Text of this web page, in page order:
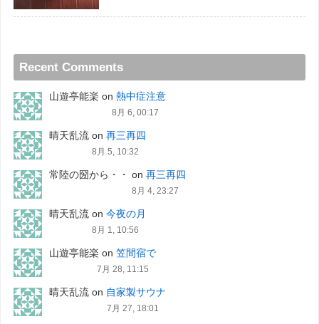
Recent Comments
山遊亭能楽 on 熱中症注意
8月 6, 00:17
晴天乱流on 再三再四
8月 5, 10:32
常陸の圀から・・ on 再三再四
8月 4, 23:27
晴天乱流on 今夜の月
8月 1, 10:56
山遊亭能楽 on 笠間宿で
7月 28, 11:15
晴天乱流on 自家製サウナ
7月 27, 18:01